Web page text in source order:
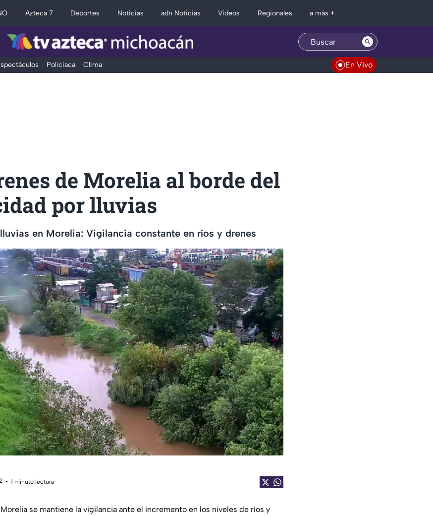
Azteca 7 Deportes Noticias adn Noticias Videos Regionales a más +
Policiaca Clima En Vivo
de Morelia al borde del
por lluvias
en Morelia: Vigilancia constante en ríos y drenes
1 minuto lectura
se mantiene la vigilancia ante el incremento en los niveles de ríos y